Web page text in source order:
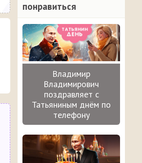
понравиться
Владимир
Владимирович
поздравляет с
Татьяниным днём по
телефону